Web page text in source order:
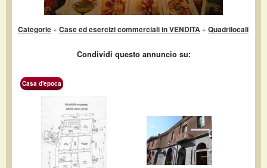
Categorie » Case ed esercizi commerciali in VENDITA » Quadrilocali
Condividi questo annuncio su:
Casa d'epoca